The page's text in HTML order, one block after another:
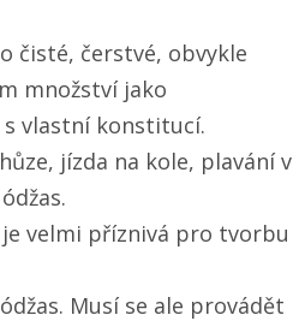
čisté, čerstvé, obvykle
množství jako
vlastní konstitucí.
jízda na kole, plavání v
velmi příznivá pro tvorbu
Musí se ale provádět